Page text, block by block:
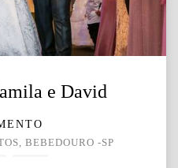
e David
BEBEDOURO -SP